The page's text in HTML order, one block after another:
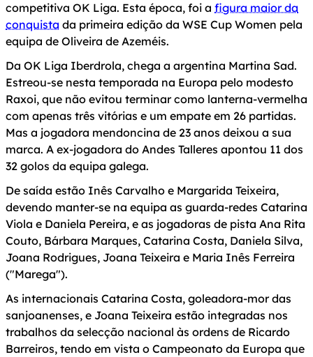
competitiva OK Liga. Esta época, foi a figura maior da
conquista da primeira edição da WSE Cup Women pela
equipa de Oliveira de Azeméis.
Da OK Liga Iberdrola, chega a argentina Martina Sad.
Estreou-se nesta temporada na Europa pelo modesto
Raxoi, que não evitou terminar como lanterna-vermelha
com apenas três vitórias e um empate em 26 partidas.
Mas a jogadora mendoncina de 23 anos deixou a sua
marca. A ex-jogadora do Andes Talleres apontou 11 dos
32 golos da equipa galega.
De saída estão Inês Carvalho e Margarida Teixeira,
devendo manter-se na equipa as guarda-redes Catarina
Viola e Daniela Pereira, e as jogadoras de pista Ana Rita
Couto, Bárbara Marques, Catarina Costa, Daniela Silva,
Joana Rodrigues, Joana Teixeira e Maria Inês Ferreira
("Marega").
As internacionais Catarina Costa, goleadora-mor das
sanjoanenses, e Joana Teixeira estão integradas nos
trabalhos da selecção nacional às ordens de Ricardo
Barreiros, tendo em vista o Campeonato da Europa que